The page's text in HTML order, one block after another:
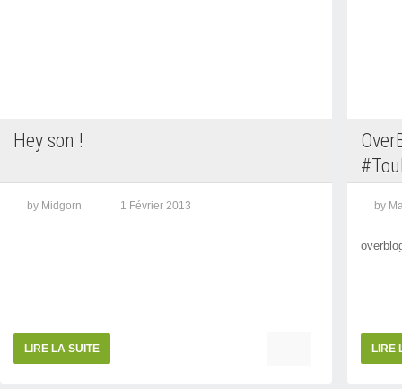
Hey son !
by Midgorn 1 Février 2013
LIRE LA SUITE
by
LIRE